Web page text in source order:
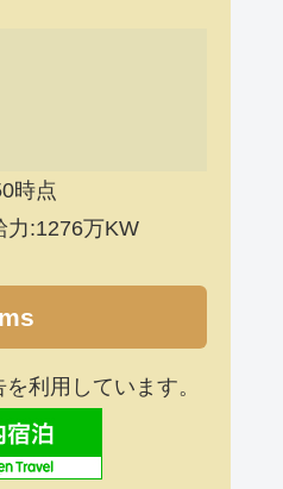
時点
力:1276万KW
利用しています。